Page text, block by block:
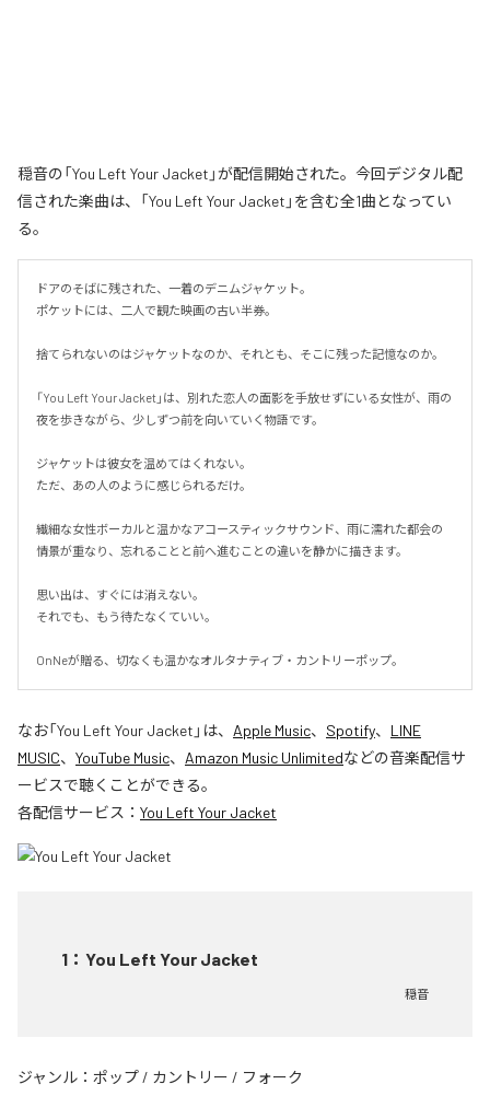
穏音の「You Left Your Jacket」が配信開始された。今回デジタル配
信された楽曲は、「You Left Your Jacket」を含む全1曲となってい
る。
ドアのそばに残された、一着のデニムジャケット。
ポケットには、二人で観た映画の古い半券。
捨てられないのはジャケットなのか、それとも、そこに残った記憶なのか。
「You Left Your Jacket」は、別れた恋人の面影を手放せずにいる女性が、雨の
夜を歩きながら、少しずつ前を向いていく物語です。
ジャケットは彼女を温めてはくれない。
ただ、あの人のように感じられるだけ。
繊細な女性ボーカルと温かなアコースティックサウンド、雨に濡れた都会の
情景が重なり、忘れることと前へ進むことの違いを静かに描きます。
思い出は、すぐには消えない。
それでも、もう待たなくていい。
OnNeが贈る、切なくも温かなオルタナティブ・カントリーポップ。
なお「You Left Your Jacket 」は、 Apple Music、 Spotify、 LINE
MUSIC、 YouTube Music、 Amazon Music Unlimitedなどの音楽配信サ
ービスで聴くことができる。
各配信サービス： You Left Your Jacket
1 ： You Left Your Jacket
穏音
ジャンル： ポップ / カントリー / フォーク